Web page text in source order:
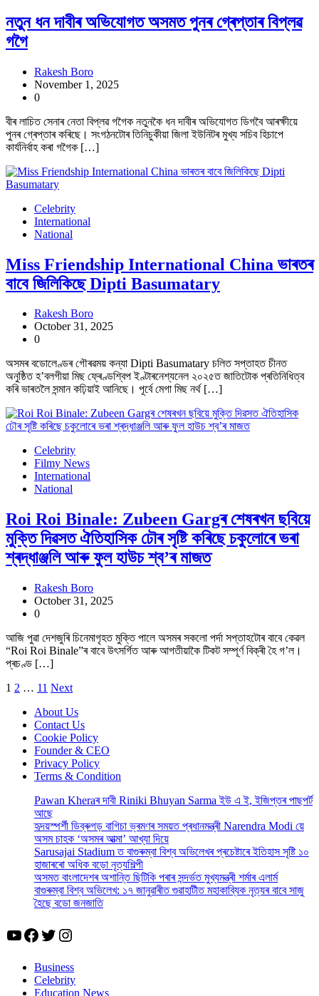
নতুন ধন দাবীৰ অভিযোগত অসমত পুনৰ গ্ৰেপ্তাৰ বিপ্লৱ
গগৈ
Rakesh Boro
November 1, 2025
0
বীৰ লাচিত সেনাৰ নেতা বিপ্লৱ গগৈক নতুনকৈ ধন দাবীৰ অভিযোগত ডিগবৈ আৰক্ষীয়ে
পুনৰ গ্ৰেপ্তাৰ কৰিছে। সংগঠনটোৰ তিনিচুকীয়া জিলা ইউনিটৰ মুখ্য সচিব হিচাপে
কাৰ্যনিৰ্বাহ কৰা গগৈক […]
Celebrity
International
National
Miss Friendship International China ভাৰতৰ
বাবে জিলিকিছে Dipti Basumatary
Rakesh Boro
October 31, 2025
0
অসমৰ বডোলেণ্ডৰ গৌৰৱময় কন্যা Dipti Basumatary চলিত সপ্তাহত চীনত
অনুষ্ঠিত হ’বলগীয়া মিছ ফ্ৰেণ্ডশ্বিপ ইণ্টাৰনেশ্যনেল ২০২৫ত জাতিটোক প্ৰতিনিধিত্ব
কৰি ভাৰতলৈ সন্মান কঢ়িয়াই আনিছে। পূৰ্বে মেগা মিছ নৰ্থ […]
Celebrity
Filmy News
International
National
Roi Roi Binale: Zubeen Gargৰ শেষৰখন ছবিয়ে
মুক্তি দিৱসত ঐতিহাসিক ঢৌৰ সৃষ্টি কৰিছে চকুলোৰে ভৰা
শ্ৰদ্ধাঞ্জলি আৰু ফুল হাউচ শ্ব’ৰ মাজত
Rakesh Boro
October 31, 2025
0
আজি পুৱা দেশজুৰি চিনেমাগৃহত মুক্তি পালে অসমৰ সকলো পৰ্দা সপ্তাহটোৰ বাবে কেৱল
“Roi Roi Binale”ৰ বাবে উৎসৰ্গিত আৰু আগতীয়াকৈ টিকট সম্পূৰ্ণ বিক্ৰী হৈ গ’ল।
প্ৰচণ্ড […]
Posts
pagination
1 2 … 11 Next
About Us
Contact Us
Cookie Policy
Founder & CEO
Privacy Policy
Terms & Condition
Pawan Kheraৰ দাবী Riniki Bhuyan Sarma ইউ এ ই, ইজিপ্তৰ পাছপৰ্ট
আছে
হৃদয়স্পৰ্শী ডিব্ৰুগড় বাগিচা ভ্ৰমণৰ সময়ত প্ৰধানমন্ত্ৰী Narendra Modi য়ে
অসম চাহক ‘অসমৰ আত্মা’ আখ্যা দিয়ে
Sarusajai Stadium ত বাগুৰুম্বা বিশ্ব অভিলেখৰ প্ৰচেষ্টাৰে ইতিহাস সৃষ্টি ১০
হাজাৰৰো অধিক বড়ো নৃত্যশিল্পী
অসমত বাংলাদেশৰ অশান্তি ছিটিকি পৰাৰ সন্দৰ্ভত মুখ্যমন্ত্ৰী শৰ্মাৰ এলাৰ্ম
বাগুৰুম্বা বিশ্ব অভিলেখ: ১৭ জানুৱাৰীত গুৱাহাটীত মহাকাব্যিক নৃত্যৰ বাবে সাজু
হৈছে বডো জনজাতি
YouTube
Facebook
Twitter
Instagram
Business
Celebrity
Education News